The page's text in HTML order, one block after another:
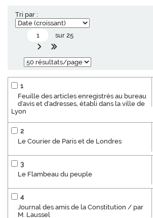
Tri par :
sur 25
1
Feuille des articles enregistrés au bureau
d'avis et d'adresses, établi dans la ville de
Lyon
2
Le Courier de Paris et de Londres
3
Le Flambeau du peuple
4
Journal des amis de la Constitution / par
M. Laussel